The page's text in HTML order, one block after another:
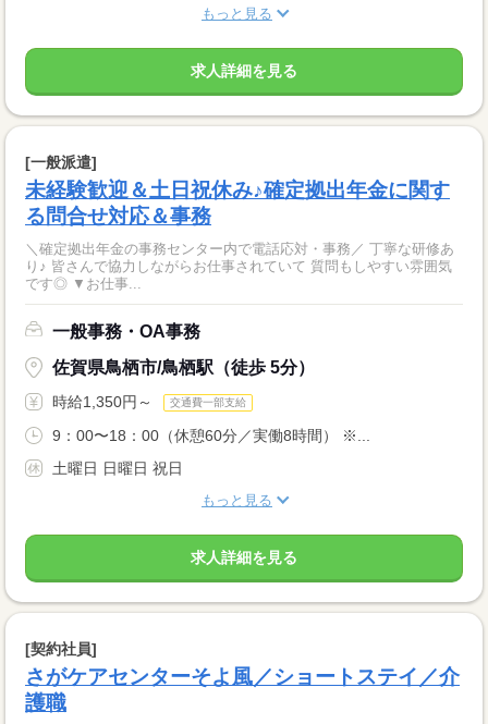
もっと見る
求人詳細を見る
[一般派遣]
未経験歓迎＆土日祝休み♪確定拠出年金に関す
る問合せ対応＆事務
＼確定拠出年金の事務センター内で電話応対・事務／ 丁寧な研修あ
り♪ 皆さんで協力しながらお仕事されていて 質問もしやすい雰囲気
です◎ ▼お仕事...
一般事務・OA事務
佐賀県鳥栖市/鳥栖駅（徒歩 5分）
時給1,350円～ 交通費一部支給
9：00〜18：00（休憩60分／実働8時間） ※...
土曜日 日曜日 祝日
もっと見る
求人詳細を見る
[契約社員]
さがケアセンターそよ風／ショートステイ／介
護職